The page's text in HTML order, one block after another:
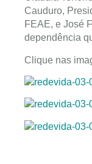
Cauduro,
FEAE, e José
dependência
Clique nas